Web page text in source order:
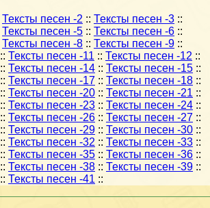
Тексты песен -2 :: Тексты песен -3 ::
Тексты песен -5 :: Тексты песен -6 ::
Тексты песен -8 :: Тексты песен -9 ::
:: Тексты песен -11 :: Тексты песен -12 ::
:: Тексты песен -14 :: Тексты песен -15 ::
:: Тексты песен -17 :: Тексты песен -18 ::
:: Тексты песен -20 :: Тексты песен -21 ::
:: Тексты песен -23 :: Тексты песен -24 ::
:: Тексты песен -26 :: Тексты песен -27 ::
:: Тексты песен -29 :: Тексты песен -30 ::
:: Тексты песен -32 :: Тексты песен -33 ::
:: Тексты песен -35 :: Тексты песен -36 ::
:: Тексты песен -38 :: Тексты песен -39 ::
:: Тексты песен -41 ::